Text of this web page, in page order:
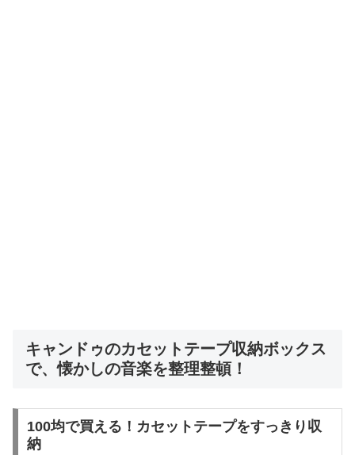
キャンドゥのカセットテープ収納ボックス
で、懐かしの音楽を整理整頓！
100均で買える！カセットテープをすっきり収
納